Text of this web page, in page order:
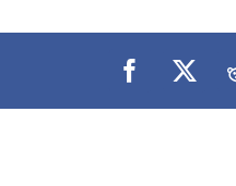
Facebook
X